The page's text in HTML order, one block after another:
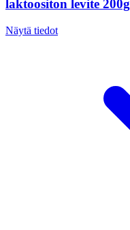
laktoositon levite 200g
Näytä tiedot